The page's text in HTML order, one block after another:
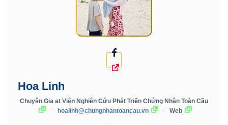
Hoa Linh
Chuyên Gia at Viện Nghiên Cứu Phát Triển Chứng Nhận Toàn Cầu
– hoalinh@chungnhantoancau.vn – Web